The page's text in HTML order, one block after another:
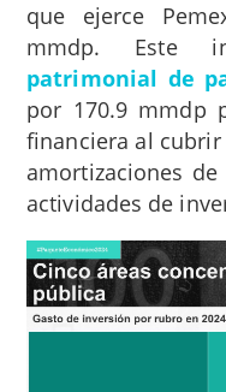
que ejerce
mmdp. Este
patrimonial de
por 170.9 mmdp
financiera al
amortizaciones
actividades de